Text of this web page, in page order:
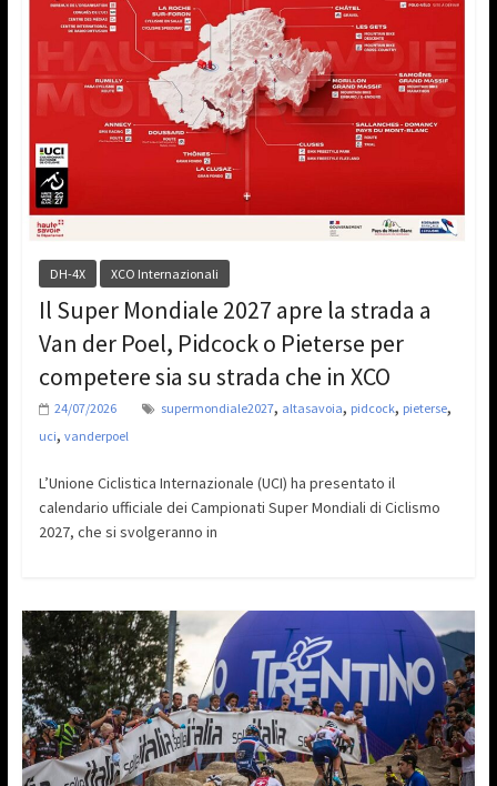
DH-4X XCO Internazionali
Il Super Mondiale 2027 apre la strada a
Van der Poel, Pidcock o Pieterse per
competere sia su strada che in XCO
24/07/2026 supermondiale2027, altasavoia, pidcock, pieterse,
uci, vanderpoel
L’Unione Ciclistica Internazionale (UCI) ha presentato il
calendario ufficiale dei Campionati Super Mondiali di Ciclismo
2027, che si svolgeranno in